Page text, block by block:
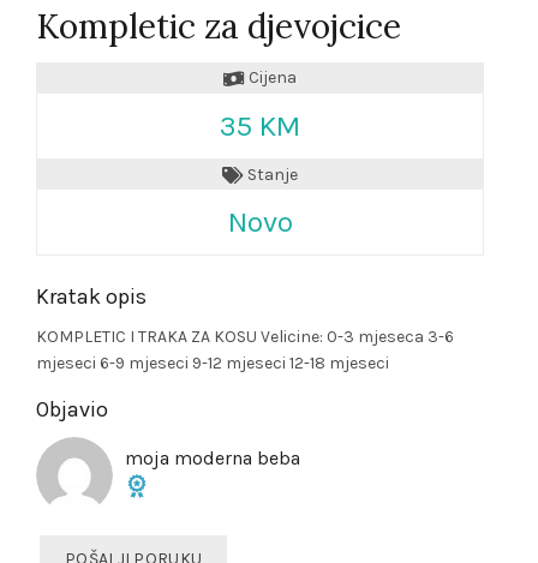
Kompletic za djevojcice
Cijena
35 KM
Stanje
Novo
Kratak opis
KOMPLETIC I TRAKA ZA KOSU Velicine: 0-3 mjeseca 3-6
mjeseci 6-9 mjeseci 9-12 mjeseci 12-18 mjeseci
Objavio
moja moderna beba